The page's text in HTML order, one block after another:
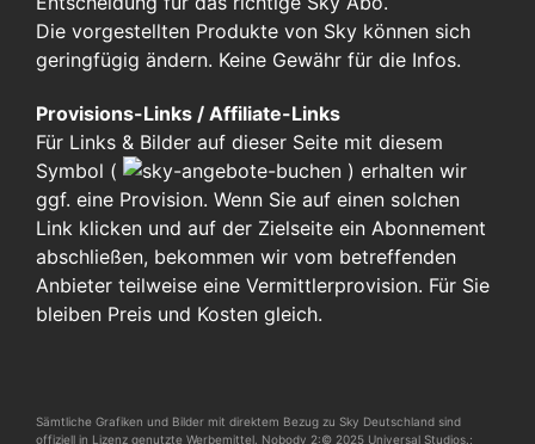
Die vorgestellten Produkte von Sky können sich
geringfügig ändern. Keine Gewähr für die Infos.
Provisions-Links / Affiliate-Links
Für Links & Bilder auf dieser Seite mit diesem
Symbol (
) erhalten wir
ggf. eine Provision. Wenn Sie auf einen solchen
Link klicken und auf der Zielseite ein Abonnement
abschließen, bekommen wir vom betreffenden
Anbieter teilweise eine Vermittlerprovision. Für Sie
bleiben Preis und Kosten gleich.
Sämtliche Grafiken und Bilder mit direktem Bezug zu Sky Deutschland sind
offiziell in Lizenz genutzte Werbemittel. Nobody 2:© 2025 Universal Studios.;